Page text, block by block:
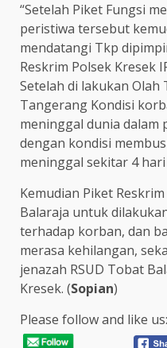
“Setelah Piket Fungsi
peristiwa tersebut
mendatangi Tkp
Reskrim Polsek Kresek
Setelah di lakukan
Tangerang Kondisi
meninggal dunia dalam
dengan kondisi
meninggal sekitar 4 hari
Kemudian Piket
Balaraja untuk
terhadap korban, dan
merasa kehilangan,
jenazah RSUD Tobat
Kresek. (Sopian)
Please follow and like us: